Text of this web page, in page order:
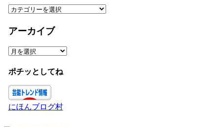
カ
ゴ
ー
アーカイブ
ア
カ
ブ
ポチッとしてね
にほんブログ村